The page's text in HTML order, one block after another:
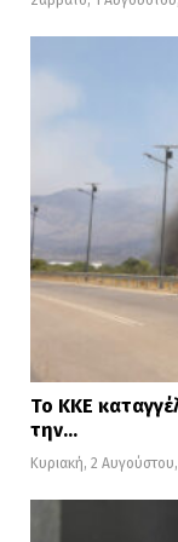
πνέουν
νότιοι
βαθμούς
Το ΚΚΕ
την…
Κυριακή, 2